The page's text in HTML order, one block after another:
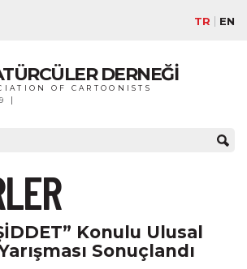
TR EN
DERNEĞİ
OF CARTOONISTS
Konulu Ulusal
Sonuçlandı